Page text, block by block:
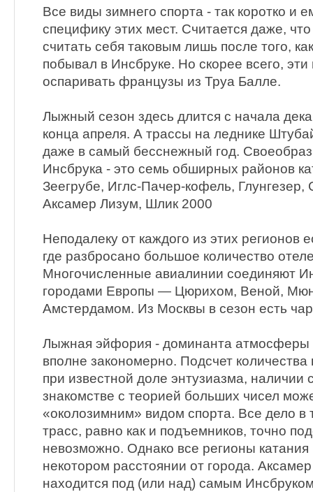
Все виды зимнего спорта - так коротко и
специфику этих мест. Считается даже,
считать себя таковым лишь после того,
побывал в Инсбруке. Но скорее всего, эти
оспаривать французы из Труа Балле.
Лыжный сезон здесь длится с начала
конца апреля. А трассы на леднике
даже в самый бесснежный год.
Инсбрука - это семь обширных районов
Зеегрубе, Иглс-Пачер-кофель, Глунгезер,
Аксамер Лизум, Шлик 2000
Неподалеку от каждого из этих регионов
где разбросано большое количество
Многочисленные авиалинии соединяют
городами Европы — Цюрихом, Веной,
Амстердамом. Из Москвы в сезон есть
Лыжная эйфория - доминанта атмосферы
вполне закономерно. Подсчет
при известной доле энтузиазма, наличии
знакомстве с теорией больших чисел
«околозимним» видом спорта. Все дело в
трасс, равно как и подъемников, точно
невозможно. Однако все регионы катания
некотором расстоянии от города.
находится под (или над) самым